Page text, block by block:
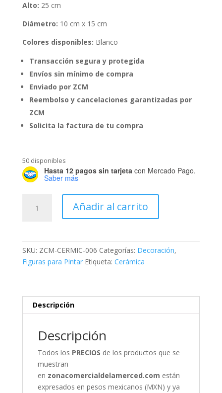
Alto: 25 cm
Diámetro: 10 cm x 15 cm
Colores disponibles: Blanco
Transacción segura y protegida
Envíos sin mínimo de compra
Enviado por ZCM
Reembolso y cancelaciones garantizadas por
ZCM
Solicita la factura de tu compra
50 disponibles
Hasta 12 pagos sin tarjetacon Mercado Pago.
Saber más
Alcancía
cantidad
Añadir al carrito
SKU: ZCM-CERMIC-006 Categorías: Decoración,
Figuras para Pintar Etiqueta: Cerámica
Descripción
Descripción
Todos los PRECIOS de los productos que se
muestran
en zonacomercialdelamerced.com están
expresados en pesos mexicanos (MXN) y ya